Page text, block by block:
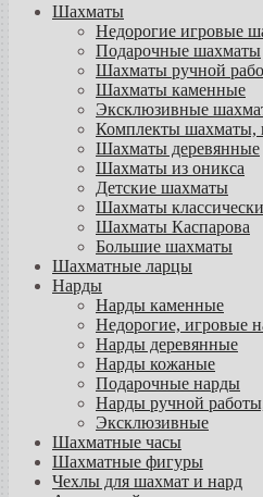
Шахматы
Недорогие игровые
Подарочные шахматы
Шахматы ручной
Шахматы каменные
Эксклюзивные
Комплекты шахматы,
Шахматы деревянные
Шахматы из оникса
Детские шахматы
Шахматы
Шахматы Каспарова
Большие шахматы
Шахматные ларцы
Нарды
Нарды каменные
Недорогие, игровые
Нарды деревянные
Нарды кожаные
Подарочные нарды
Нарды ручной
Эксклюзивные
Шахматные часы
Шахматные фигуры
Чехлы для шахмат и нард